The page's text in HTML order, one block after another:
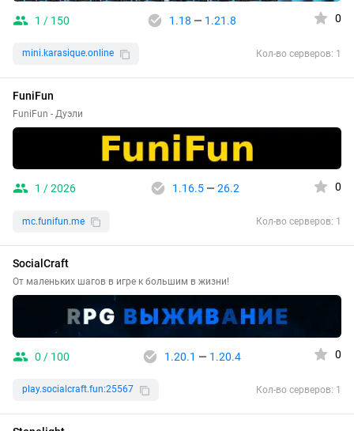
1 / 150 1.18 — 1.21.8 0
mini.karasique.online Кол-во серверов: 1
FuniFun
FuniFun - Дуэли
1 / 2026 1.16.5— 26.2 0
mc.funifun.me Кол-во серверов: 1
SocialCraft
От маленьких шагов в игре к большим в жизни!
0 / 100 1.20.1 — 1.20.4 0
play.socialcraft.fun:25567 Кол-во серверов: 1